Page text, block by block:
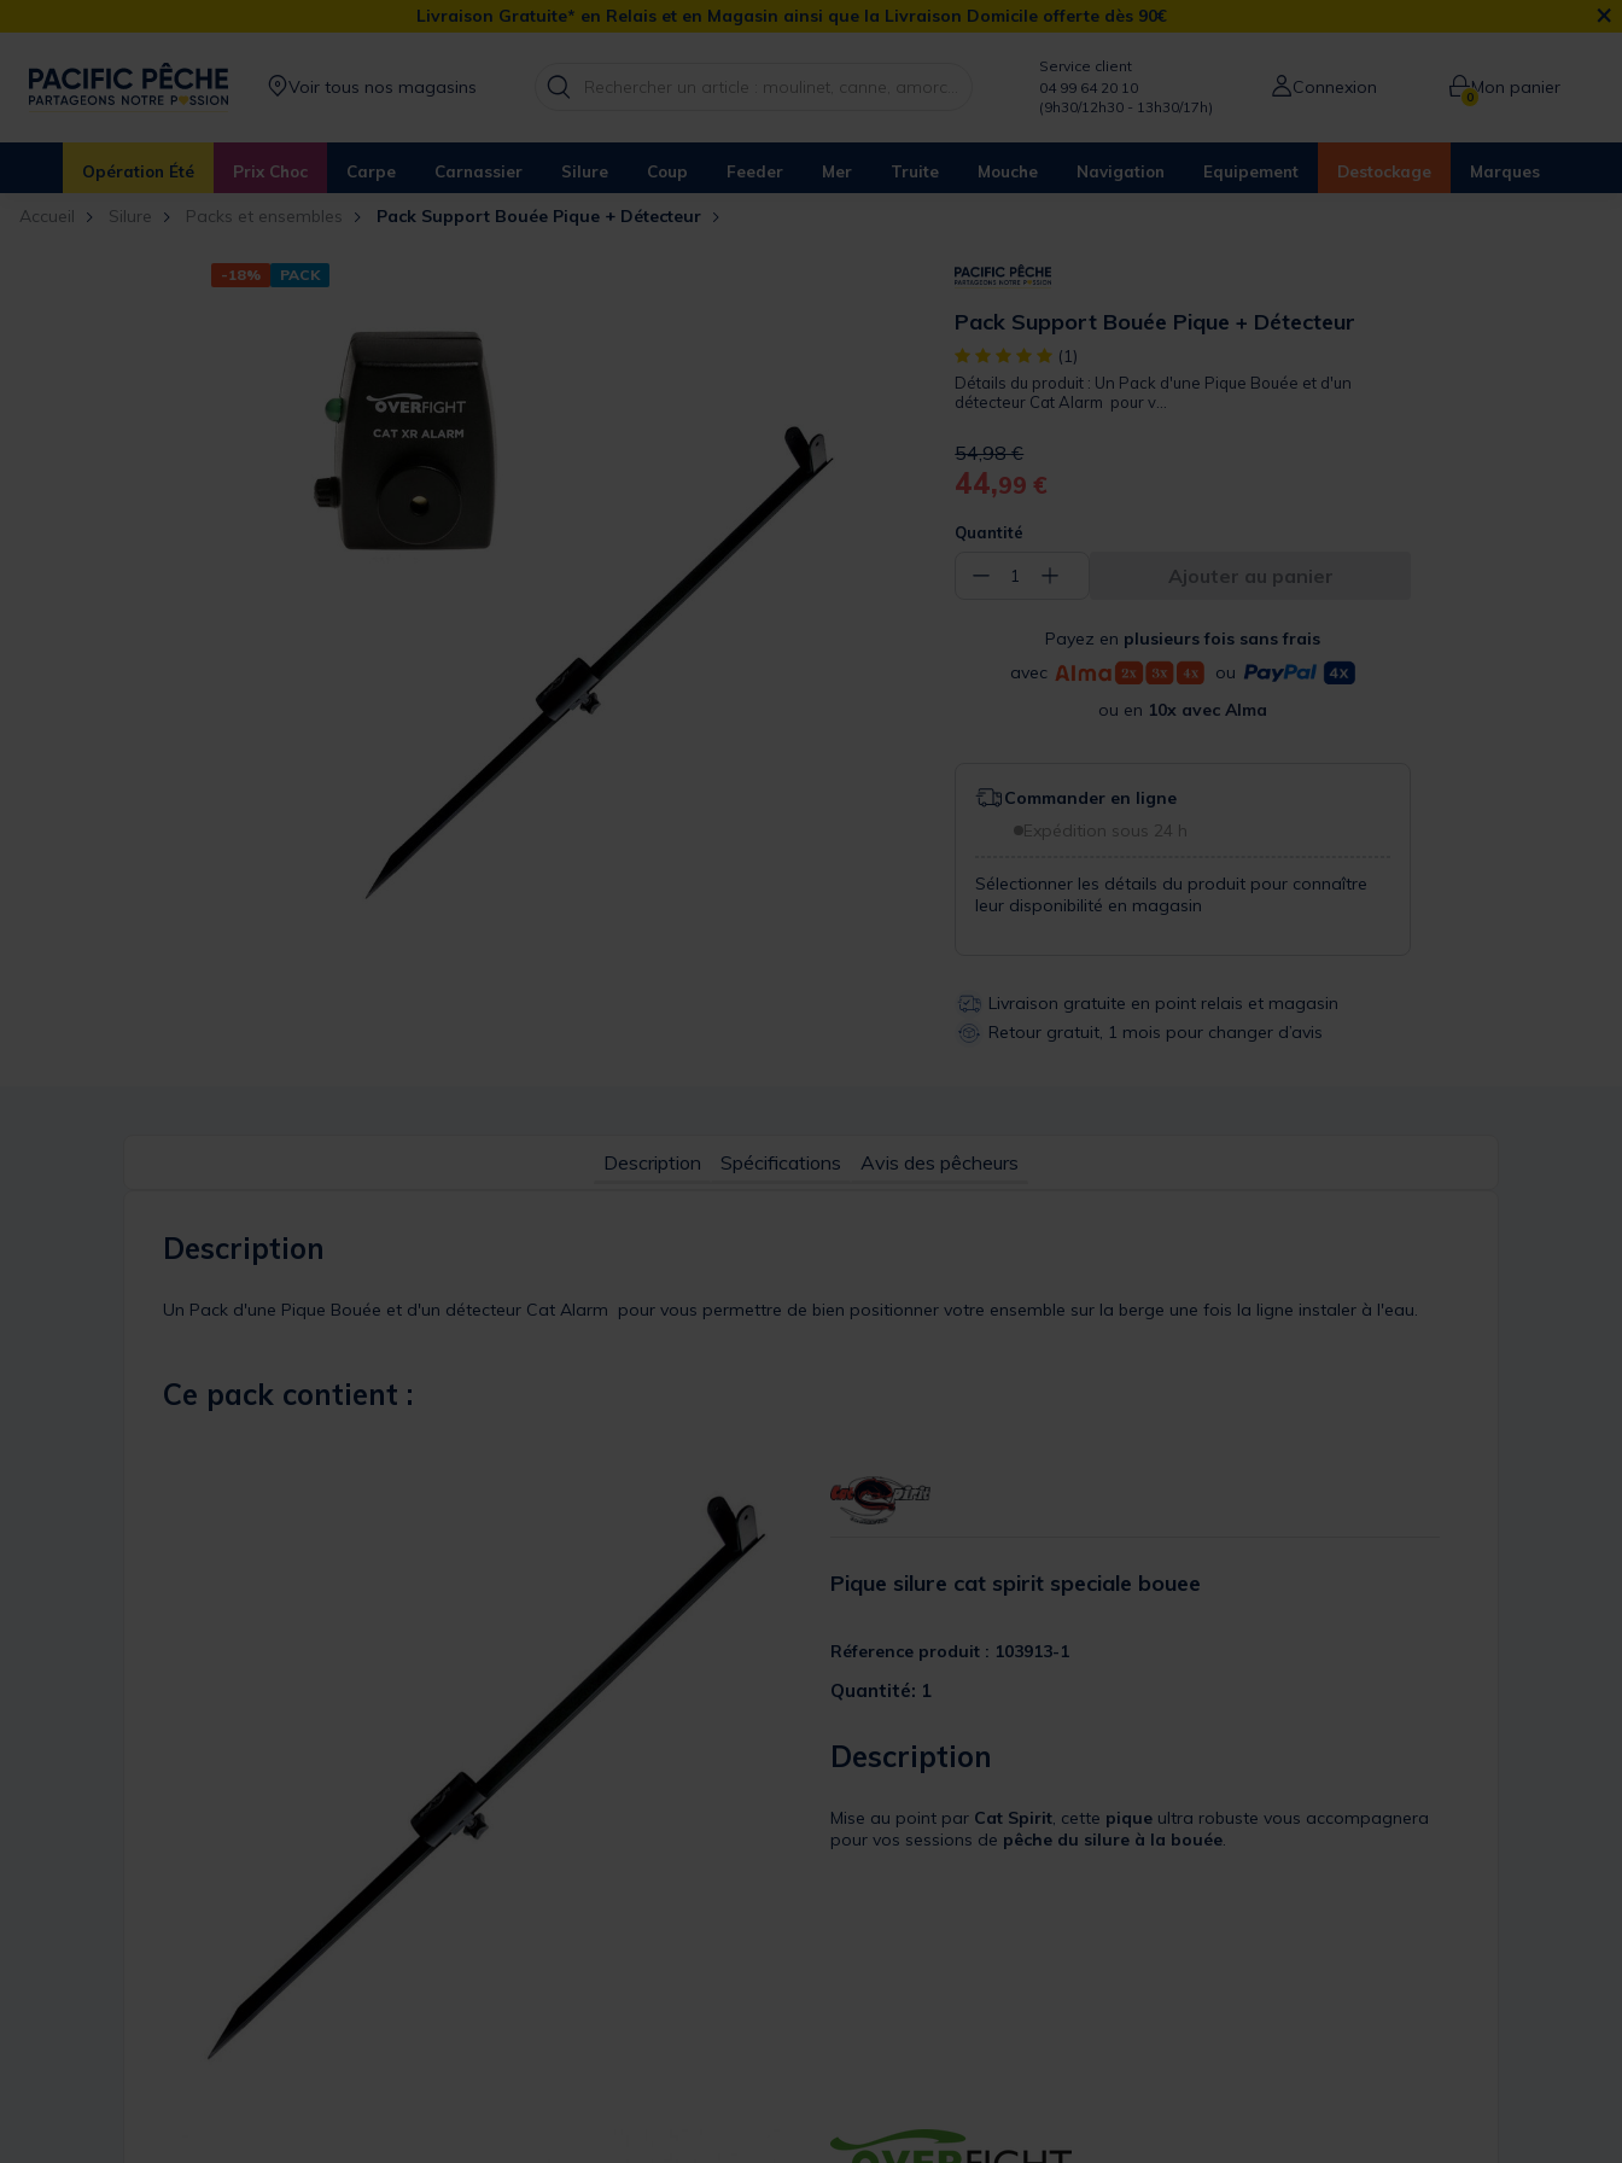
Livraison Gratuite* en Relais et en Magasin ainsi que la Livraison Domicile offerte dès 90€ ×
Voir tous nos magasins
Service client
04 99 64 20 10
(9h30/12h30 - 13h30/17h)
Connexion 0Mon panier
Opération Été Prix Choc Carpe Carnassier Silure Coup Feeder Mer Truite Mouche Navigation Equipement Destockage Marques
Accueil Silure Packs et ensembles Pack Support Bouée Pique + Détecteur
-18% PACK
Pack Support Bouée Pique + Détecteur
[object Object] out of 5 Customer Rating
(1)
Détails du produit : Un Pack d'une Pique Bouée et d'un
détecteur Cat Alarm pour v...
Price reduced from
54,98 €to
44,99 €
Quantité
− 1 + Ajouter au panier
Payez en plusieurs fois sans frais
avec
ou
ou en 10x avec Alma
Commander en ligne
Expédition sous 24 h
Sélectionner les détails du produit pour connaître
leur disponibilité en magasin
Livraison gratuite en point relais et magasin
Retour gratuit, 1 mois pour changer d’avis
Description Spécifications Avis des pêcheurs
Description
Un Pack d'une Pique Bouée et d'un détecteur Cat Alarm pour vous permettre de bien positionner votre ensemble sur la berge une fois la ligne instaler à l'eau.
Ce pack contient :
Pique silure cat spirit speciale bouee
Réference produit : 103913-1
Quantité: 1
Description
Mise au point par Cat Spirit, cette pique ultra robuste vous accompagnera
pour vos sessions de pêche du silure à la bouée.